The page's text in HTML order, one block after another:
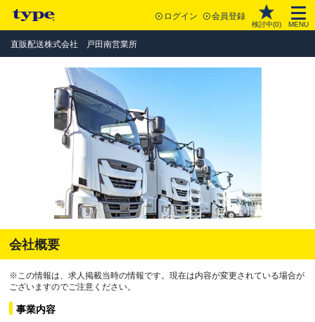
ログイン 会員登録
検討中(0) MENU
直販配送株式会社 戸田南営業所
会社概要
※この情報は、求人掲載当時の情報です。現在は内容が変更されている場合が
ございますのでご注意ください。
事業内容